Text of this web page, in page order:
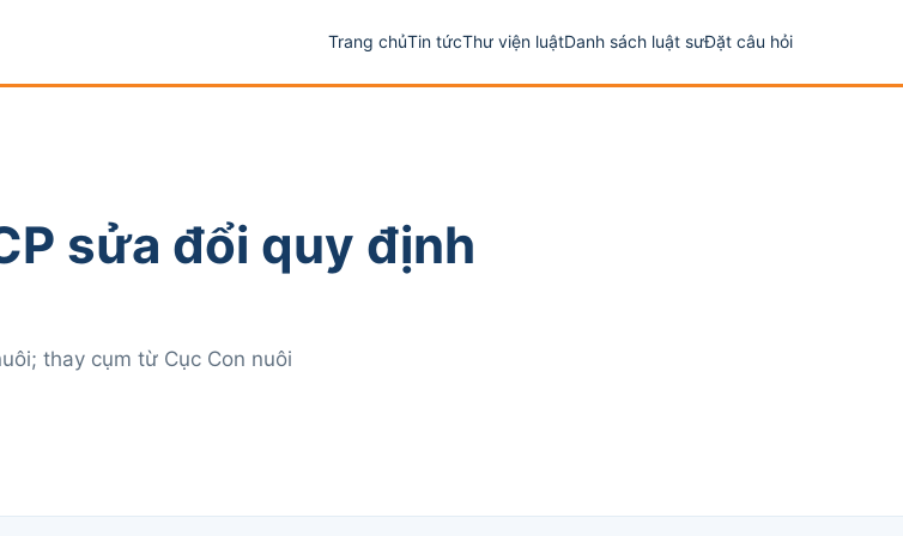
Trang chủTin tứcThư viện luậtDanh sách luật sưĐặt câu hỏi
sửa đổi quy định
thay cụm từ Cục Con nuôi